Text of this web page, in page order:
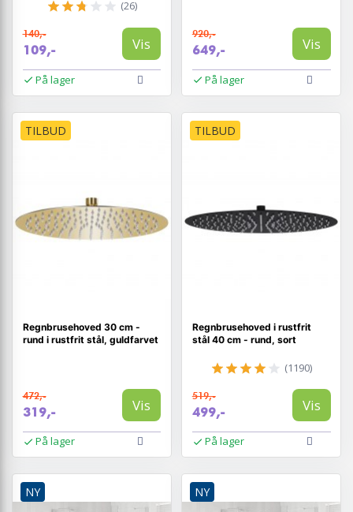
(26)
140,-
109,- Vis
På lager
920,-
649,- Vis
På lager
TILBUD
Regnbrusehoved 30 cm -
rund i rustfrit stål, guldfarvet
472,-
319,- Vis
På lager
TILBUD
Regnbrusehoved i rustfrit
stål 40 cm - rund, sort
(1190)
519,-
499,- Vis
På lager
NY NY